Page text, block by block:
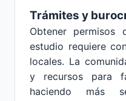
Trámites y
Obtener permisos
estudio requiere
locales. La
y recursos para
haciendo más